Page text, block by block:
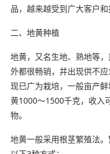
品，越来越受到广大客户和
二、地黄种植
地黄，又名生地、熟地等
外都很畅销，并出现供不
现已广为栽培，一般亩产
黄1000～1500千克，收入
物。
地黄一般采用根茎繁殖法